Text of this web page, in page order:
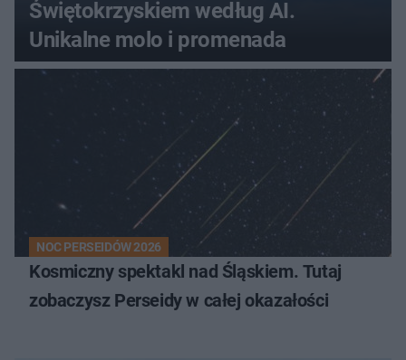
Świętokrzyskiem według AI.
Unikalne molo i promenada
NOC PERSEIDÓW 2026
Kosmiczny spektakl nad Śląskiem. Tutaj
zobaczysz Perseidy w całej okazałości